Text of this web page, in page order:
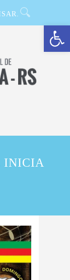
Barra de Ferramentas Aberta
INICIA